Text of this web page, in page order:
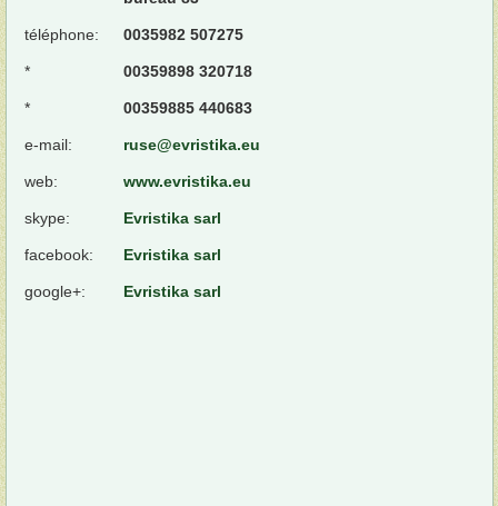
téléphone:
*
*
e-mail:
web:
skype:
facebook:
google+:
0035982 507275
00359898 320718
00359885 440683
ruse@evristika.eu
www.evristika.eu
Evristika sarl
Evristika sarl
Evristika sarl